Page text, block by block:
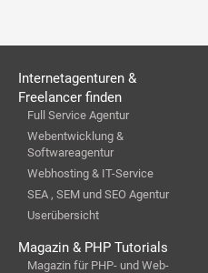
Internetagenturen &
Freelancer finden
Full Service Agentur
Webentwicklung &
Softwareagentur
Webhosting & IT-Service
SEA , SEM und SEO Agentur
Userübersicht
Magazin & PHP Tutorials
Magazin für PHP- und Web-